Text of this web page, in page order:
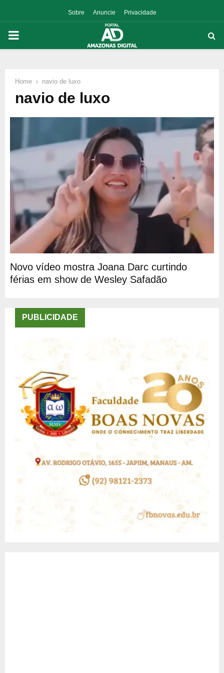
Sobre Anuncie Privacidade
PRIMARY
Home navio de luxo
navio de luxo
Novo vídeo mostra Joana Darc curtindo
férias em show de Wesley Safadão
PUBLICIDADE